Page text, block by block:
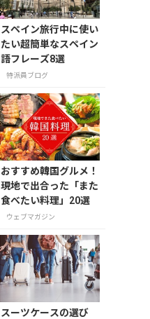
スペイン旅行中に使い
たい超簡単なスペイン
語フレーズ8選
特派員ブログ
おすすめ韓国グルメ！
現地で出合った「また
食べたい料理」20選
ウェブマガジン
スーツケースの選び